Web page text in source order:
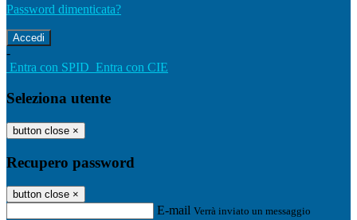
Password dimenticata?
-
Entra con SPID Entra con CIE
Seleziona utente
button close ×
Recupero password
button close ×
E-mail Verrà inviato un messaggio